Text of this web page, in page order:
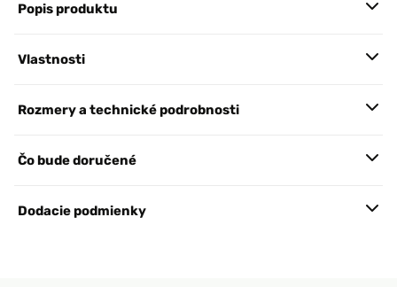
Popis produktu
Vlastnosti
Rozmery a technické podrobnosti
Čo bude doručené
Dodacie podmienky